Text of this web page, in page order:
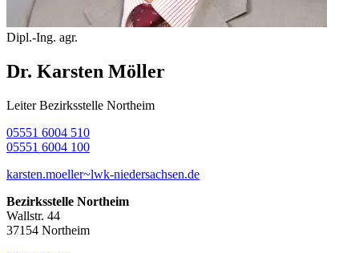
Dipl.-Ing. agr.
Dr. Karsten Möller
Leiter Bezirksstelle Northeim
05551 6004 510
05551 6004 100
karsten.moeller~lwk-niedersachsen.de
Bezirksstelle Northeim
Wallstr. 44
37154 Northeim